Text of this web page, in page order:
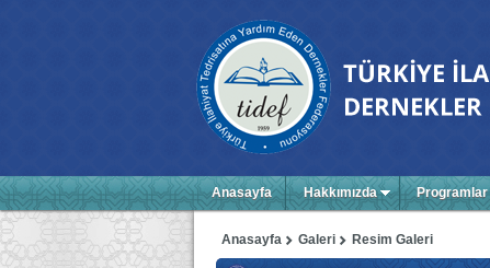
Anasayfa Hakkımızda Programlar
Resim Galeri
Galeri
Anasayfa